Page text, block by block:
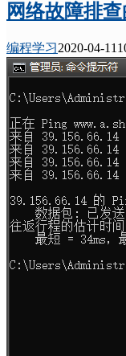
网络故障排
编程学习2020-04-11